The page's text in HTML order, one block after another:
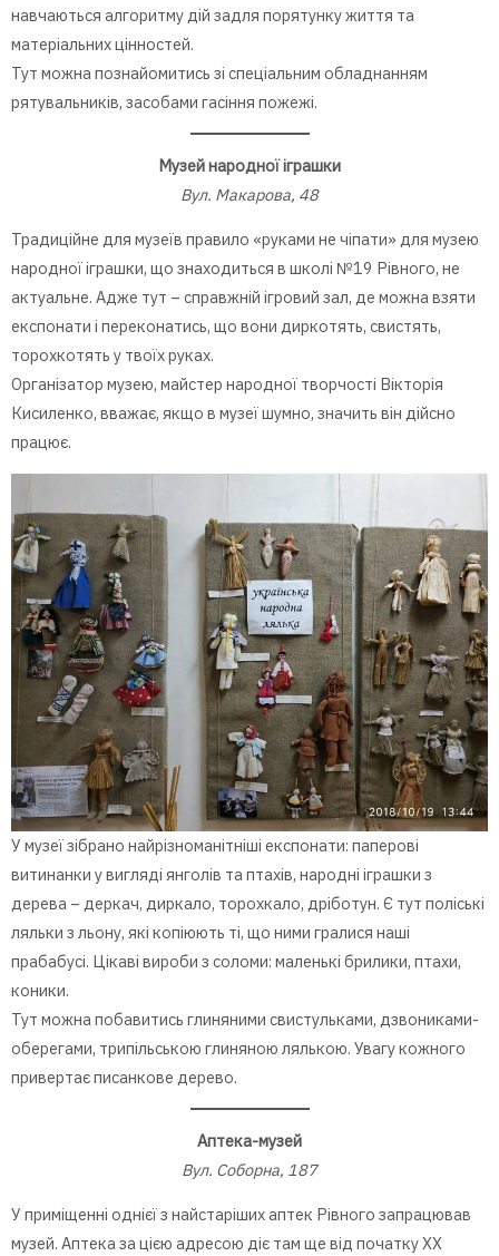
навчаються алгоритму дій задля порятунку життя та
матеріальних цінностей.
Тут можна познайомитись зі спеціальним обладнанням
рятувальників, засобами гасіння пожежі.
Музей народної іграшки
Вул. Макарова, 48
Традиційне для музеїв правило «руками не чіпати» для музею
народної іграшки, що знаходиться в школі №19 Рівного, не
актуальне. Адже тут – справжній ігровий зал, де можна взяти
експонати і переконатись, що вони диркотять, свистять,
торохкотять у твоїх руках.
Організатор музею, майстер народної творчості Вікторія
Кисиленко, вважає, якщо в музеї шумно, значить він дійсно
працює.
У музеї зібрано найрізноманітніші експонати: паперові
витинанки у вигляді янголів та птахів, народні іграшки з
дерева – деркач, диркало, торохкало, дріботун. Є тут поліські
ляльки з льону, які копіюють ті, що ними гралися наші
прабабусі. Цікаві вироби з соломи: маленькі брилики, птахи,
коники.
Тут можна побавитись глиняними свистульками, дзвониками-
оберегами, трипільською глиняною лялькою. Увагу кожного
привертає писанкове дерево.
Аптека-музей
Вул. Соборна, 187
У приміщенні однієї з найстаріших аптек Рівного запрацював
музей. Аптека за цією адресою діє там ще від початку XX